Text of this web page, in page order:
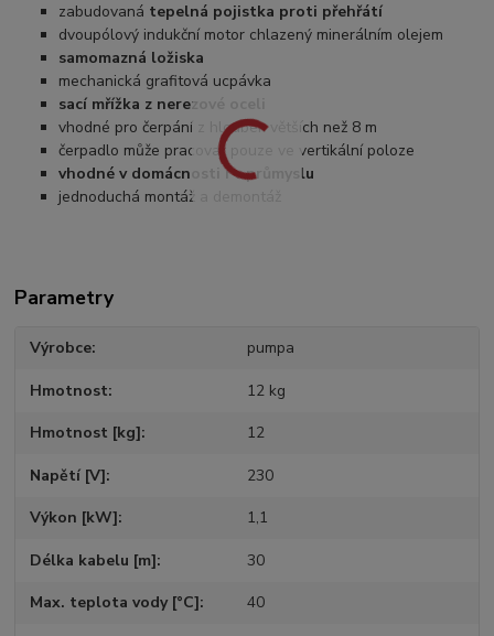
zabudovaná tepelná pojistka proti přehřátí
dvoupólový indukční motor chlazený minerálním olejem
samomazná ložiska
mechanická grafitová ucpávka
sací mřížka z nerezové oceli
vhodné pro čerpání z hloubek větších než 8 m
čerpadlo může pracovat pouze ve vertikální poloze
vhodné v domácnosti i v průmyslu
jednoduchá montáž a demontáž
Parametry
Výrobce pumpa
Hmotnost 12 kg
Hmotnost [kg] 12
Napětí [V] 230
Výkon [kW] 1,1
Délka kabelu [m] 30
Max. teplota vody [°C] 40